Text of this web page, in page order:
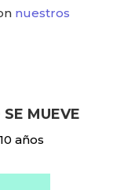
nuestros
MUEVE
años